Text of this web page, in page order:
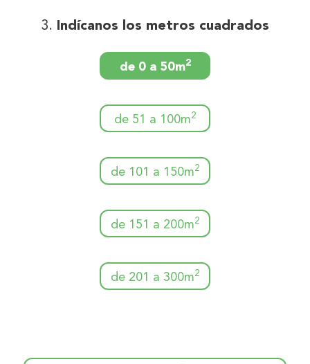
Indícanos los metros cuadrados
de 0 a 50m2
de 51 a 100m2
de 101 a 150m2
de 151 a 200m2
de 201 a 300m2